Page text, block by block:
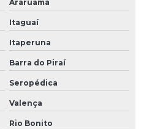
em sc
rolantes
Araruama
Itaguaí
Itaperuna
Barra do Piraí
Seropédica
Valença
Rio Bonito